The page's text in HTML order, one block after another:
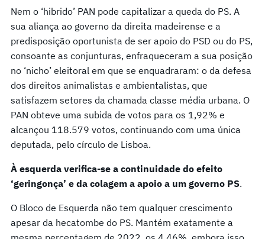
Nem o ‘hibrido’ PAN pode capitalizar a queda do PS. A
sua aliança ao governo da direita madeirense e a
predisposição oportunista de ser apoio do PSD ou do PS,
consoante as conjunturas, enfraqueceram a sua posição
no ‘nicho’ eleitoral em que se enquadraram: o da defesa
dos direitos animalistas e ambientalistas, que
satisfazem setores da chamada classe média urbana. O
PAN obteve uma subida de votos para os 1,92% e
alcançou 118.579 votos, continuando com uma única
deputada, pelo círculo de Lisboa.
À esquerda verifica-se a continuidade do efeito
‘geringonça’ e da colagem a apoio a um governo PS.
O Bloco de Esquerda não tem qualquer crescimento
apesar da hecatombe do PS. Mantém exatamente a